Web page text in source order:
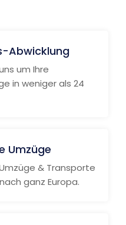
Abwicklung
um Ihre
in weniger als 24
Umzüge
& Transporte
ganz Europa.